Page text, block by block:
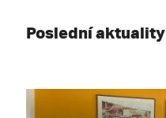
Poslední aktuality